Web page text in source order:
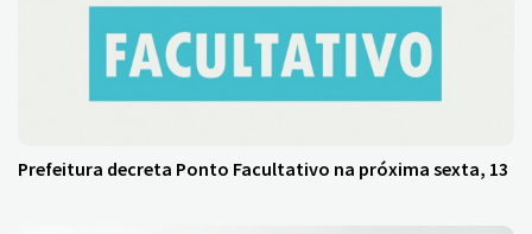
Prefeitura decreta Ponto Facultativo na próxima sexta, 13